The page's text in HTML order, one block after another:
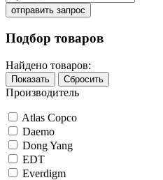
отправить запрос
Подбор товаров
Найдено товаров:
Показать Сбросить
Производитель
Atlas Copco
Daemo
Dong Yang
EDT
Everdigm